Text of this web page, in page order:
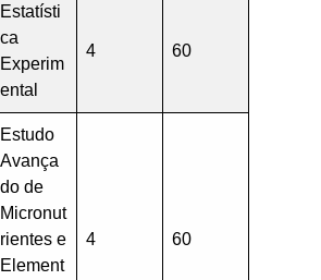
Estatísti
ca
Experim
ental
4 60
Estudo
Avança
do de
Micronut
rientes e
Element
4 60